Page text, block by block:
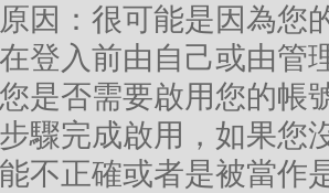
因：很可能是因為您
登入前由自己或由管
是否需要啟用您的帳
驟完成啟用，如果您
不正確或者是被當作